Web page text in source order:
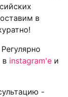
в
в instagram'е и
-